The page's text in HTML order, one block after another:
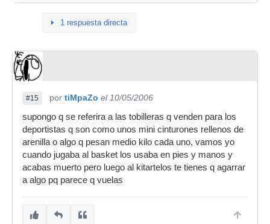
1 respuesta directa
#15 por tiMpaZo el 10/05/2006
supongo q se referira a las tobilleras q venden para los
deportistas q son como unos mini cinturones rellenos de
arenilla o algo q pesan medio kilo cada uno, vamos yo
cuando jugaba al basket los usaba en pies y manos y
acabas muerto pero luego al kitartelos te tienes q agarrar
a algo pq parece q vuelas